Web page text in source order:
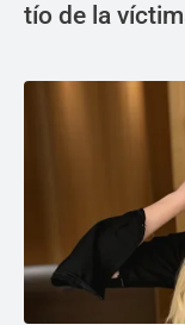
tío de la